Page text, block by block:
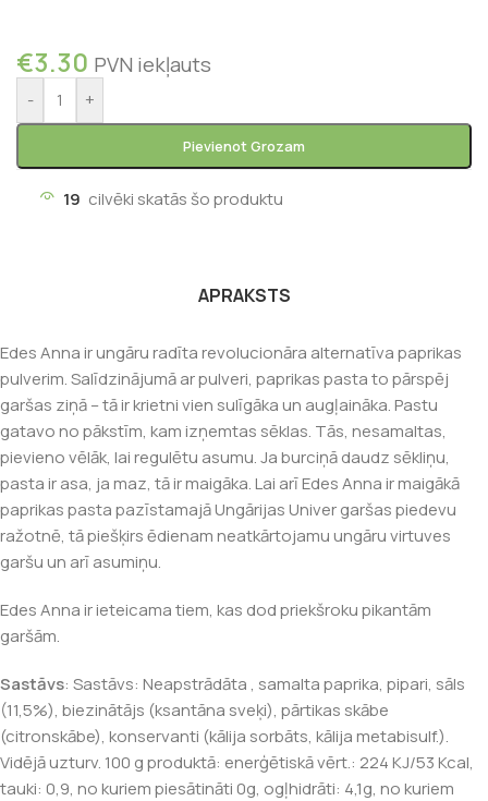
€3.30 PVN iekļauts
- +
Pievienot Grozam
19 cilvēki skatās šo produktu
APRAKSTS
Edes Anna ir ungāru radīta revolucionāra alternatīva paprikas
pulverim. Salīdzinājumā ar pulveri, paprikas pasta to pārspēj
garšas ziņā – tā ir krietni vien sulīgāka un augļaināka. Pastu
gatavo no pākstīm, kam izņemtas sēklas. Tās, nesamaltas,
pievieno vēlāk, lai regulētu asumu. Ja burciņā daudz sēkliņu,
pasta ir asa, ja maz, tā ir maigāka. Lai arī Edes Anna ir maigākā
paprikas pasta pazīstamajā Ungārijas Univer garšas piedevu
ražotnē, tā piešķirs ēdienam neatkārtojamu ungāru virtuves
garšu un arī asumiņu.
Edes Anna ir ieteicama tiem, kas dod priekšroku pikantām
garšām.
Sastāvs: Sastāvs: Neapstrādāta , samalta paprika, pipari, sāls
(11,5%), biezinātājs (ksantāna sveķi), pārtikas skābe
(citronskābe), konservanti (kālija sorbāts, kālija metabisulf.).
Vidējā uzturv. 100 g produktā: enerģētiskā vērt.: 224 KJ/53 Kcal,
tauki: 0,9, no kuriem piesātināti 0g, ogļhidrāti: 4,1g, no kuriem